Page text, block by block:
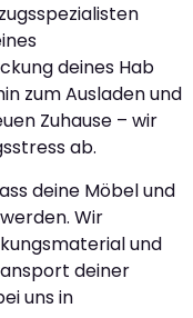
deines Hab
zum Ausladen und
Zuhause – wir
ab.
deine Möbel und
Wir
und
deiner
uns in